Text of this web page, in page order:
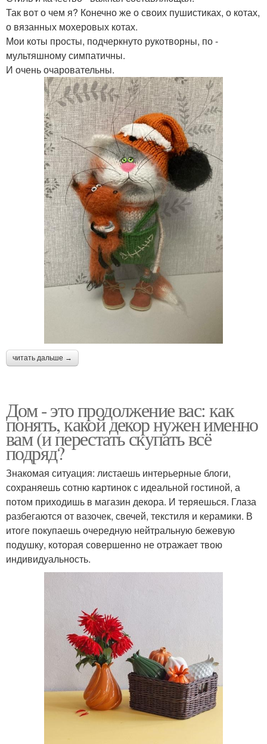
Так вот о чем я? Конечно же о своих пушистиках, о котах,
о вязанных мохеровых котах.
Мои коты просты, подчеркнуто рукотворны, по -
мультяшному симпатичны.
И очень очаровательны.
читать дальше →
Дом - это продолжение вас: как
понять, какой декор нужен именно
вам (и перестать скупать всё
подряд?
Знакомая ситуация: листаешь интерьерные блоги,
сохраняешь сотню картинок с идеальной гостиной, а
потом приходишь в магазин декора. И теряешься. Глаза
разбегаются от вазочек, свечей, текстиля и керамики. В
итоге покупаешь очередную нейтральную бежевую
подушку, которая совершенно не отражает твою
индивидуальность.